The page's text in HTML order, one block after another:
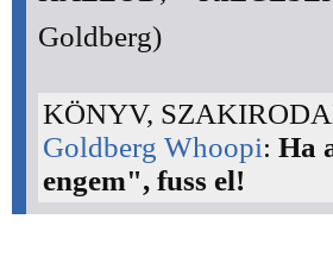
Goldberg)
KÖNYV,
Goldberg Whoopi: Ha
engem", fuss el!